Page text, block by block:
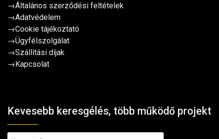
→Általános szerződési feltételek
→Adatvédelem
→Cookie tájékoztató
→Ügyfélszolgálat
→Szállítási díjak
→Kapcsolat
Kevesebb keresgélés, több működő projekt